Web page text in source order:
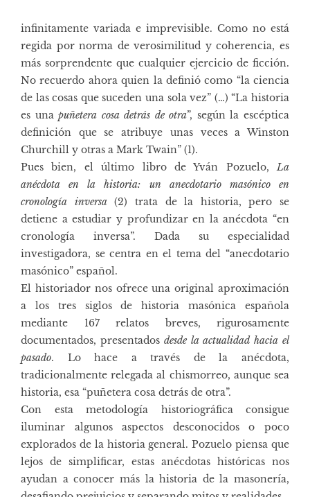
infinitamente variada e imprevisible. Como no está
regida por norma de verosimilitud y coherencia, es
más sorprendente que cualquier ejercicio de ficción.
No recuerdo ahora quien la definió como “la ciencia
de las cosas que suceden una sola vez” (…) “La historia
es unapuñetera cosa detrás de otra”, según la escéptica
definición que se atribuye unas veces a Winston
Churchill y otras a Mark Twain” (1).
Pues bien, el último libro de Yván Pozuelo,La
anécdota en la historia: un anecdotario masónico en
cronología inversa(2) trata de la historia, pero se
detiene a estudiar y profundizar en la anécdota “en
cronología inversa”. Dada su especialidad
investigadora, se centra en el tema del “anecdotario
masónico” español.
El historiador nos ofrece una original aproximación
a los tres siglos de historia masónica española
mediante 167 relatos breves, rigurosamente
documentados, presentados desde la actualidad hacia el
pasado. Lo hace a través de la anécdota,
tradicionalmente relegada al chismorreo, aunque sea
historia, esa “puñetera cosa detrás de otra”.
Con esta metodología historiográfica consigue
iluminar algunos aspectos desconocidos o poco
explorados de la historia general. Pozuelo piensa que
lejos de simplificar, estas anécdotas históricas nos
ayudan a conocer más la historia de la masonería,